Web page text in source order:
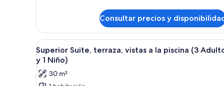
a
la
piscina
(3
Adults)
superior,
habitación,
terraza,
vistas
a
la
Consultar precios y
Abrir
todas
las
fotos
Un edificio de gran altura
6
Superior Suite, terraza, vistas a la piscina (3
y 1 Niño)
30 m²